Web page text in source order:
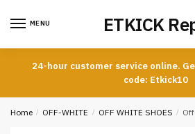
MENU ETKICK
24-hour customer service online.
code: Etkick10
Home / OFF-WHITE / OFF WHITE SHOES / Off-